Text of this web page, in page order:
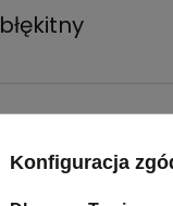
błękitny
Konfiguracja